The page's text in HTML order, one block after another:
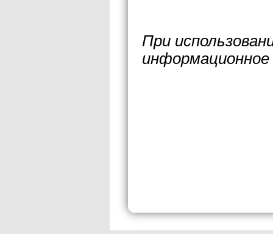
При